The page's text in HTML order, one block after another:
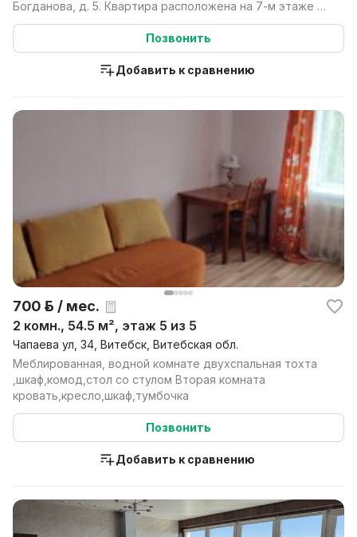
Богданова, д. 5. Квартира расположена на 7-м этаже 9-
этаж...
Позвонить
Добавить к сравнению
700 р. / мес.
2 комн., 54.5 м², этаж 5 из 5
Чапаева ул, 34, Витебск, Витебская обл.
Меблированная, водной комнате двухспальная тохта
,шкаф,комод,стол со стулом Вторая комната
кровать,кресло,шкаф,тумбочка
Позвонить
Добавить к сравнению